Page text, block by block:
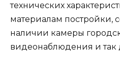
технических
материалам постройки,
наличии камеры
видеонаблюдения и так